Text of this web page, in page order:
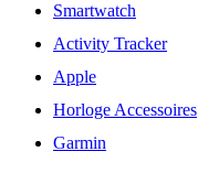
Smartwatch
Activity Tracker
Apple
Horloge Accessoires
Garmin